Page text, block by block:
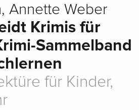
Annette Weber
Krimis für
Sammelband
für Kinder,